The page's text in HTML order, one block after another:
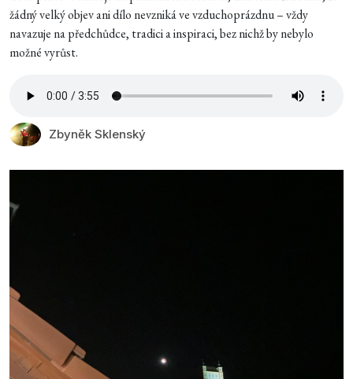
žádný velký objev ani dílo nevzniká ve vzduchoprázdnu – vždy
navazuje na předchůdce, tradici a inspiraci, bez nichž by nebylo
možné vyrůst.
Zbyněk Sklenský